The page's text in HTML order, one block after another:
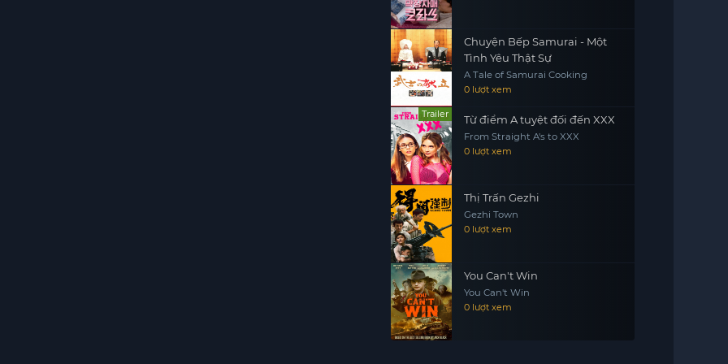
Chuyện Bếp Samurai - Một
Tình Yêu Thật Sự
A Tale of Samurai Cooking
0 lượt xem
Trailer Từ điểm A tuyệt đối đến XXX
From Straight A's to XXX
0 lượt xem
Thị Trấn Gezhi
Gezhi Town
0 lượt xem
You Can't Win
You Can't Win
0 lượt xem